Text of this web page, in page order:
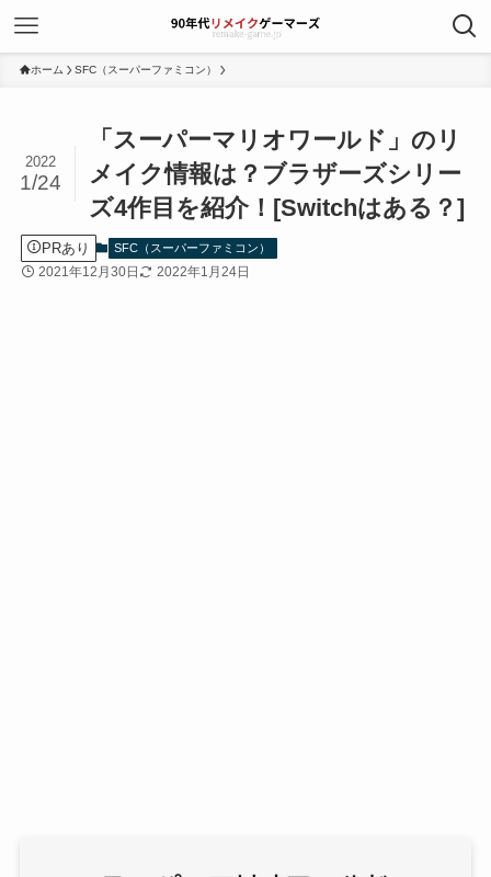
ホーム SFC（スーパーファミコン）
「スーパーマリオワールド」のリ
メイク情報は？ブラザーズシリー
ズ4作目を紹介！[Switchはある？]
2022
1/24
PRあり SFC（スーパーファミコン）
2021年12月30日 2022年1月24日